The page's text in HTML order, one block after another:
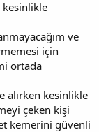
kesinlikle
ve
için
ortada
alırken kesinlikle
çeken kişi
kemerini güvenli